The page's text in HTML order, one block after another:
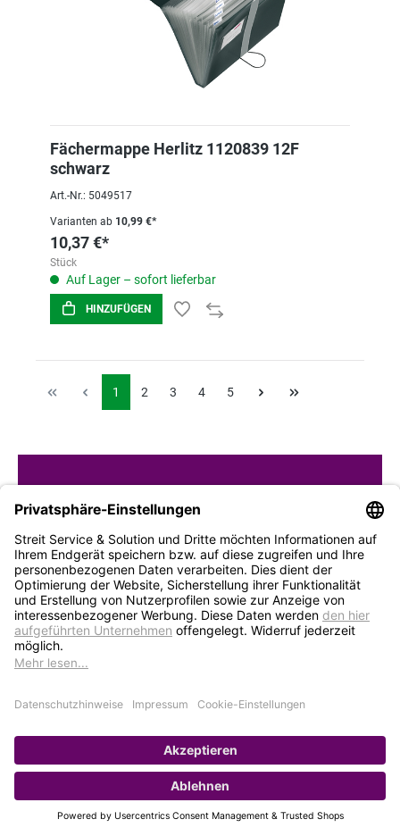
Fächermappe Herlitz 1120839 12F
schwarz
Art.-Nr.: 5049517
Varianten ab 10,99 €*
10,37 €*
Stück
Auf Lager – sofort lieferbar
HINZUFÜGEN
1 2 3 4 5
STREIT Newsletter
Neue Produkte, Blogbeiträge, Eventeinladungen und
vieles mehr
Bleiben Sie auf dem Laufenden und abonnieren Sie
gerne unseren Newsletter: